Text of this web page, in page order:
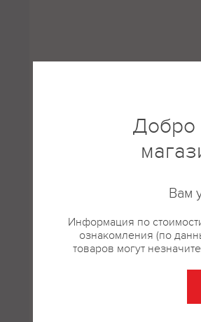
Добро
Вам
Информация по
ознакомления (по
товаров могут